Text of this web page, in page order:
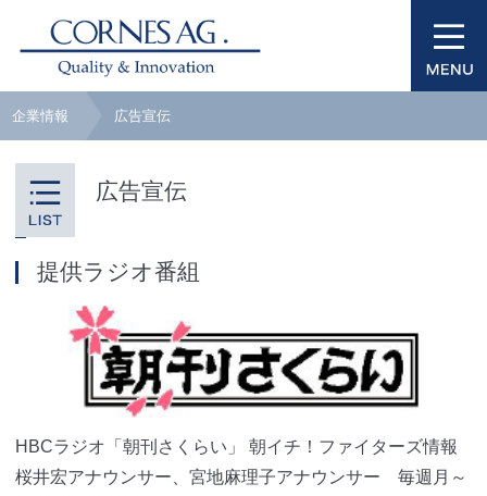
企業情報 広告宣伝
広告宣伝
提供ラジオ番組
HBCラジオ「朝刊さくらい」 朝イチ！ファイターズ情報
桜井宏アナウンサー、宮地麻理子アナウンサー 毎週月～